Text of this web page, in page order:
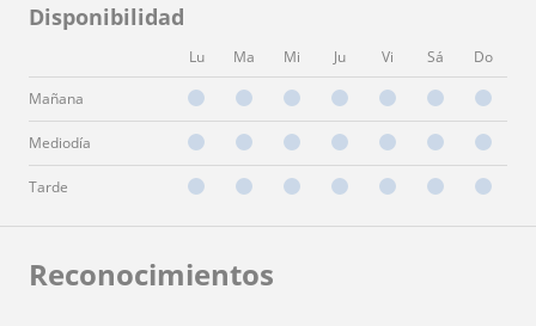
Disponibilidad
Lu Ma Mi Ju Vi Sá Do
Mañana
Mediodía
Tarde
Reconocimientos